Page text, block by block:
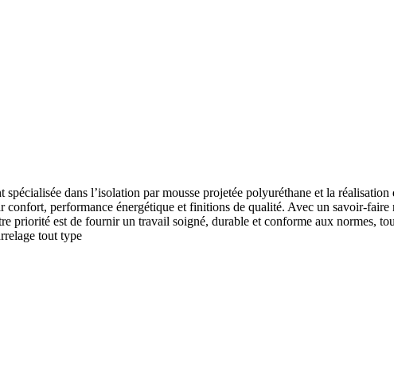
dans l’isolation par mousse projetée polyuréthane et la
performance énergétique et finitions de qualité. Avec un savoir-faire
est de fournir un travail soigné, durable et conforme aux normes,
tout type